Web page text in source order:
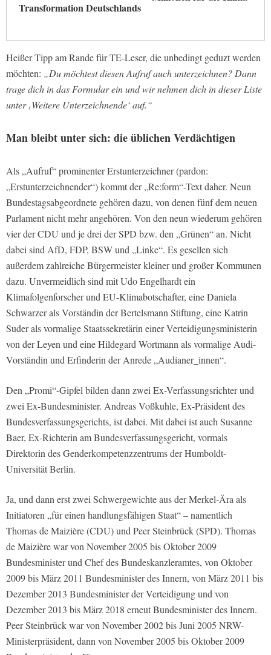
Transformation Deutschlands
Heißer Tipp am Rande für TE-Leser, die unbedingt geduzt werden
möchten: „Du möchtest diesen Aufruf auch unterzeichnen? Dann
trage dich in das Formular ein und wir nehmen dich in dieser Liste
unter ‚Weitere Unterzeichnende‘ auf.“
Man bleibt unter sich: die üblichen Verdächtigen
Als „Aufruf“ prominenter Erstunterzeichner (pardon:
„Erstunterzeichnender“) kommt der „Re:form“-Text daher. Neun
Bundestagsabgeordnete gehören dazu, von denen fünf dem neuen
Parlament nicht mehr angehören. Von den neun wiederum gehören
vier der CDU und je drei der SPD bzw. den „Grünen“ an. Nicht
dabei sind AfD, FDP, BSW und „Linke“. Es gesellen sich
außerdem zahlreiche Bürgermeister kleiner und großer Kommunen
dazu. Unvermeidlich sind mit Udo Engelhardt ein
Klimafolgenforscher und EU-Klimabotschafter, eine Daniela
Schwarzer als Vorständin der Bertelsmann Stiftung, eine Katrin
Suder als vormalige Staatssekretärin einer Verteidigungsministerin
von der Leyen und eine Hildegard Wortmann als vormalige Audi-
Vorständin und Erfinderin der Anrede „Audianer_innen“.
Den „Promi“-Gipfel bilden dann zwei Ex-Verfassungsrichter und
zwei Ex-Bundesminister. Andreas Voßkuhle, Ex-Präsident des
Bundesverfassungsgerichts, ist dabei. Mit dabei ist auch Susanne
Baer, Ex-Richterin am Bundesverfassungsgericht, vormals
Direktorin des Genderkompetenzzentrums der Humboldt-
Universität Berlin.
Ja, und dann erst zwei Schwergewichte aus der Merkel-Ära als
Initiatoren „für einen handlungsfähigen Staat“ – namentlich
Thomas de Maizière (CDU) und Peer Steinbrück (SPD). Thomas
de Maizière war von November 2005 bis Oktober 2009
Bundesminister und Chef des Bundeskanzleramtes, von Oktober
2009 bis März 2011 Bundesminister des Innern, von März 2011 bis
Dezember 2013 Bundesminister der Verteidigung und von
Dezember 2013 bis März 2018 erneut Bundesminister des Innern.
Peer Steinbrück war von November 2002 bis Juni 2005 NRW-
Ministerpräsident, dann von November 2005 bis Oktober 2009